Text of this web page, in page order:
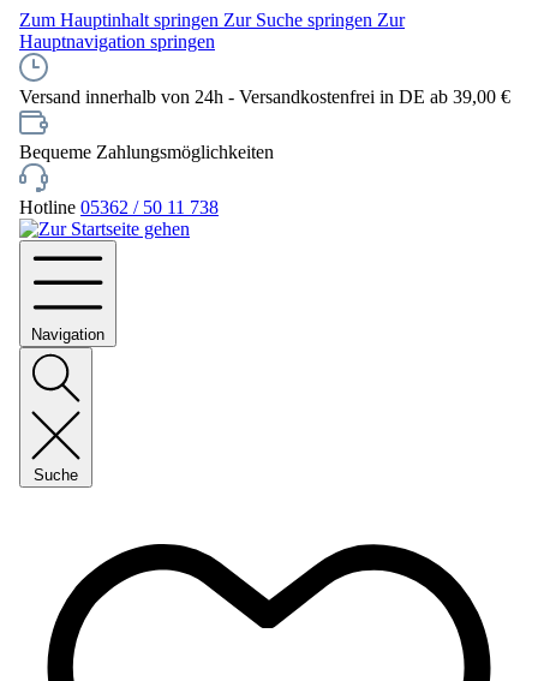
Zum Hauptinhalt springen Zur Suche springen Zur
Hauptnavigation springen
Versand innerhalb von 24h - Versandkostenfrei in DE ab 39,00 €
Bequeme Zahlungsmöglichkeiten
Hotline 05362 / 50 11 738
Navigation
Suche